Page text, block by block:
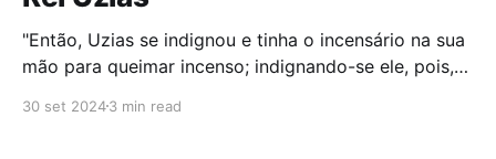
"Então, Uzias se indignou e tinha o incensário na sua
mão para queimar incenso; indignando-se ele, pois,
os sacerdotes, na Casa do Senhor, junto ao altar do
30 set 20243 min read